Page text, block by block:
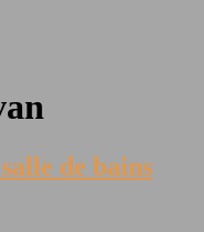
de bains